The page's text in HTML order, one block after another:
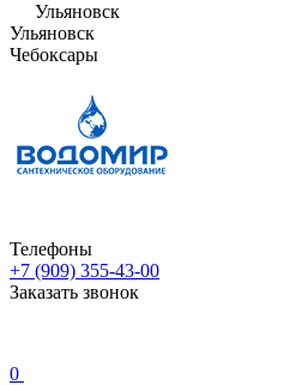
Ульяновск
Ульяновск
Чебоксары
Телефоны
+7 (909) 355-43-00
Заказать звонок
0